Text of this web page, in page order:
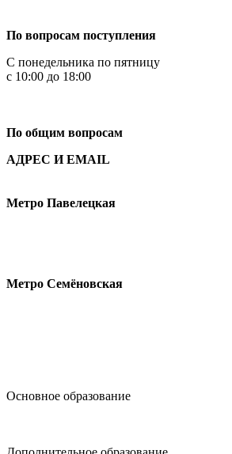
По вопросам поступления
С понедельника по пятницу
с 10:00 до 18:00
По общим вопросам
АДРЕС И EMAIL
Метро Павелецкая
Метро Семёновская
Основное образование